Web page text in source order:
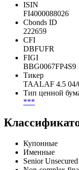
ISIN
FI4000088026
Cbonds ID
222659
CFI
DBFUFR
FIGI
BBG0067FP4S9
Тикер
TAALAF 4.5 04/
Тип ценной
***
Купонные
Именные
Senior Unsecured